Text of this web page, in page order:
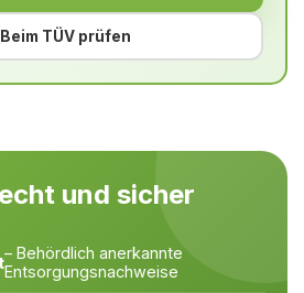
Beim TÜV prüfen
und sicher
– Behördlich anerkannte
Entsorgungsnachweise